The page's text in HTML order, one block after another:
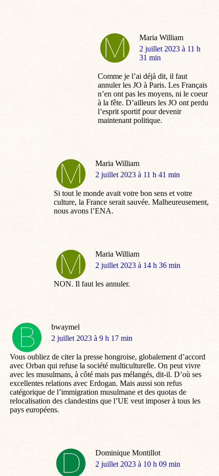
Maria William
dit
:
2 juillet 2023 à 11 h
31 min
Comme je l’ai déjà dit, il faut
annuler les JO à Paris. Les Français
n’en ont pas les moyens, ni le coeur
à la fête. D’ailleurs les JO ont perdu
l’esprit sportif pour devenir
maintenant politique.
Maria William
dit
2 juillet 2023 à 11 h 41 min
Si tout le monde avait votre bon sens et votre
culture, la France serait sauvée. Malheureusement,
nous avons l’ENA.
Maria William
dit
2 juillet 2023 à 14 h 36 min
NON. Il faut les annuler.
bwaymel
dit
2 juillet 2023 à 9 h 17 min
Vous oubliez de citer la presse hongroise, globalement d’accord
avec Orban qui refuse la société multiculturelle. On peut vivre
avec les musulmans, à côté mais pas mélangés, dit-il. D’où ses
excellentes relations avec Erdogan. Mais aussi son refus
catégorique de l’immigration musulmane et des quotas de
relocalisation des clandestins que l’UE veut imposer à tous les
pays européens.
Dominique Montillot
dit
2 juillet 2023 à 10 h 09 min